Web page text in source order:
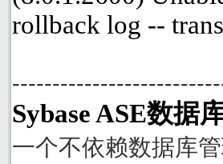
rollback log --
Sybase ASE数据
一个不依赖数据库